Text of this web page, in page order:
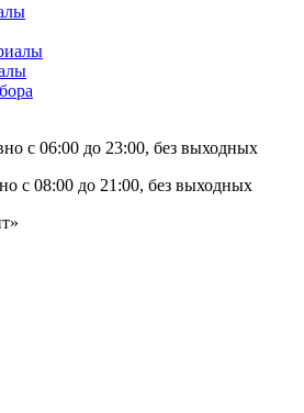
с 06:00 до 23:00, без выходных
с 08:00 до 21:00, без выходных